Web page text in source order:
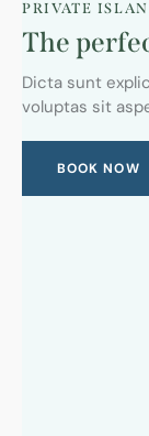
PRIVATE
The
Dicta sunt
voluptas sit
BOOK NOW